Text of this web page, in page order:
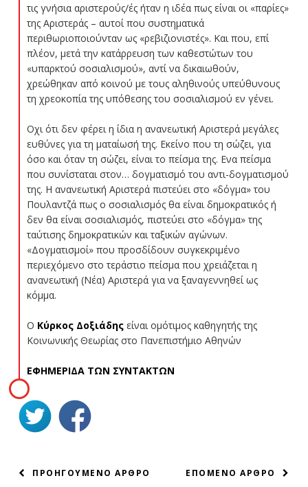
τις γνήσια αριστερούς/ές ήταν η ιδέα πως είναι οι «παρίες»
της Αριστεράς – αυτοί που συστηματικά
περιθωριοποιούνταν ως «ρεβιζιονιστές». Και που, επί
πλέον, μετά την κατάρρευση των καθεστώτων του
«υπαρκτού σοσιαλισμού», αντί να δικαιωθούν,
χρεώθηκαν από κοινού με τους αληθινούς υπεύθυνους
τη χρεοκοπία της υπόθεσης του σοσιαλισμού εν γένει.
Οχι ότι δεν φέρει η ίδια η ανανεωτική Αριστερά μεγάλες
ευθύνες για τη ματαίωσή της. Εκείνο που τη σώζει, για
όσο και όταν τη σώζει, είναι το πείσμα της. Ενα πείσμα
που συνίσταται στον… δογματισμό του αντι-δογματισμού
της. Η ανανεωτική Αριστερά πιστεύει στο «δόγμα» του
Πουλαντζά πως ο σοσιαλισμός θα είναι δημοκρατικός ή
δεν θα είναι σοσιαλισμός, πιστεύει στο «δόγμα» της
ταύτισης δημοκρατικών και ταξικών αγώνων.
«Δογματισμοί» που προσδίδουν συγκεκριμένο
περιεχόμενο στο τεράστιο πείσμα που χρειάζεται η
ανανεωτική (Νέα) Αριστερά για να ξαναγεννηθεί ως
κόμμα.
Ο Κύρκος Δοξιάδηςείναι ομότιμος καθηγητής της
Κοινωνικής Θεωρίας στο Πανεπιστήμιο Αθηνών
ΕΦΗΜΕΡΙΔΑ ΤΩΝ ΣΥΝΤΑΚΤΩΝ
ΠΛΟΗΓΗΣΗ
ΕΠΟΜΕΝΟ ΑΡΘΡΟ
ΠΡΟΗΓΟΥΜΕΝΟ ΑΡΘΡΟ